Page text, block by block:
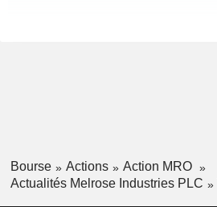
Bourse Actions
Action MRO
Actualités Melrose Industries PLC